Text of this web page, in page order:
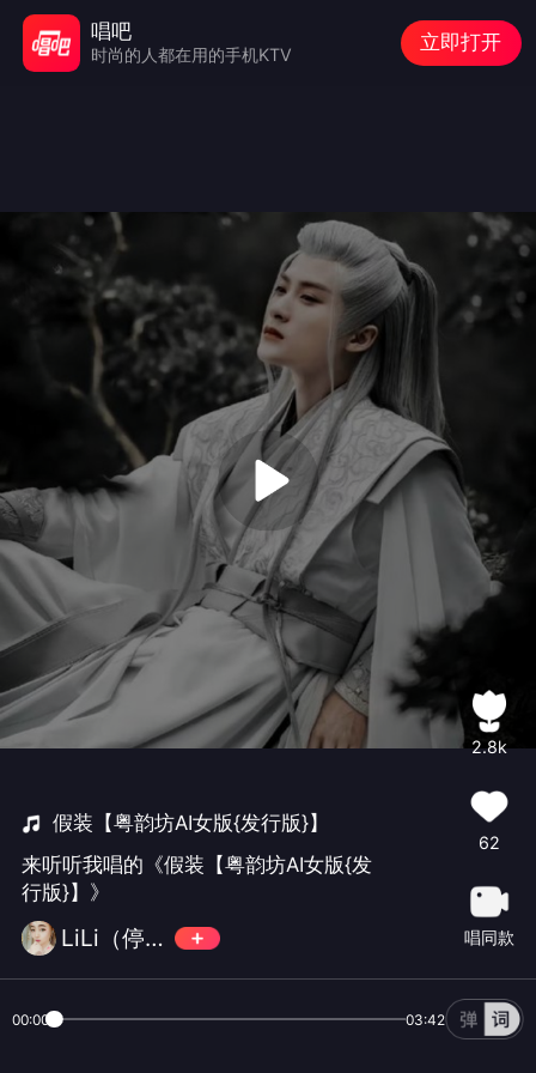
假装【粤韵坊AI女版{发行版}】
来听听我唱的《假装【粤韵坊AI女版{发
行版}】》
LiLi（停更）
2.8k
62
唱同款
00:00 03:42
唱吧
时尚的人都在用的手机KTV
立即打开